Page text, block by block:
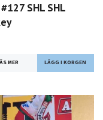
SHL SHL
MER